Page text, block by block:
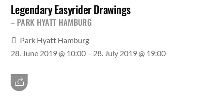
Legendary Easyrider Drawings
PARK HYATT HAMBURG
Park Hyatt Hamburg
28. June 2019 @ 10:00 – 28. July 2019 @ 19:00